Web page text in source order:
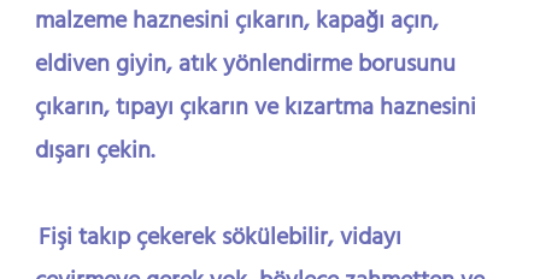
malzeme haznesini çıkarın, kapağı açın,
eldiven giyin, atık yönlendirme borusunu
çıkarın, tıpayı çıkarın ve kızartma haznesini
dışarı çekin.
Fişi takıp çekerek sökülebilir, vidayı